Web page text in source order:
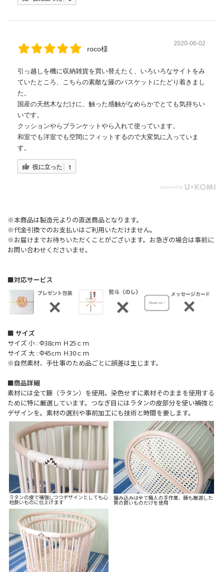
roco様
2020-06-02
引っ越しを機に収納雑貨を買い替えたく、いろいろなサイトをみ
ていたところ、こちらの素敵な籐のバスケットにたどり着きまし
た。
国産の天然木なだけに、触った感触がなめらかでとても気持ちい
いです。
クッションやらブランケットやら入れて使っています。
和室でも洋室でも空間にフィットするので大変気に入っていま
す。
役に立った 1
※本商品は製造元よりの直送商品となります。
※代金引換でのお支払いはご利用いただけません。
※お届けまでお待ちいただくことがございます。お急ぎの場合は事前に
お問い合わせくださいませ。
■対応サービス
■ サイズ
サイズ 小 : Φ38cｍ Ｈ25ｃｍ
サイズ 大 : Φ45cｍ Ｈ30ｃｍ
※自然素材、手仕事のため品ごとに誤差は生じます。
■商品詳細
素材には全て籐（ラタン）を使用。染色せずに素材そのままを使用する
ために特に厳選しています。つなぎ目にはラタンの皮部分を使い補強と
デザインを。素材の選別や事前加工にも技術と時間を要します。
ラタンの皮で補強しつつデザインとしても心
地良いものに仕上げます
編み込みは全て職人の手作業、籐も厳選した
質の良いものだけを使用